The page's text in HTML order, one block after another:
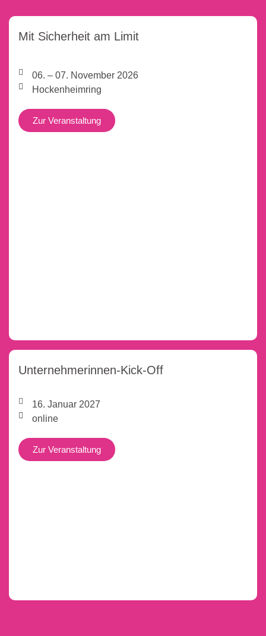
Mit Sicherheit am Limit
06. – 07. November 2026
Hockenheimring
Zur Veranstaltung
Unternehmerinnen-Kick-Off
16. Januar 2027
online
Zur Veranstaltung